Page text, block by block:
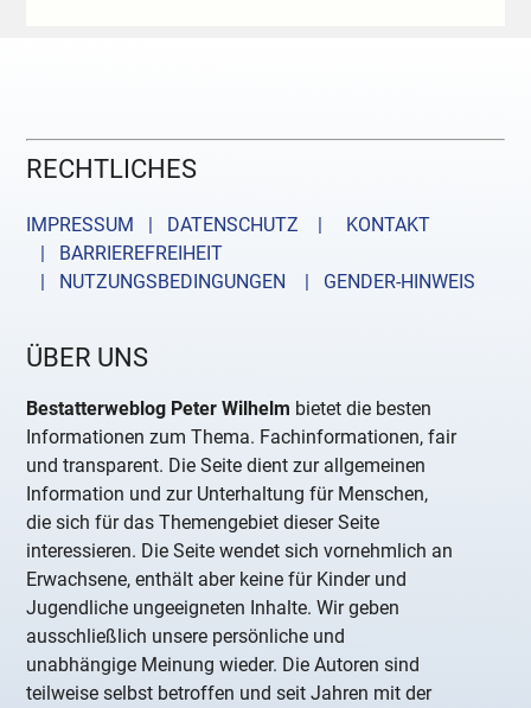
RECHTLICHES
IMPRESSUM | DATENSCHUTZ |
KONTAKT
| BARRIEREFREIHEIT
| NUTZUNGSBEDINGUNGEN
| GENDER-HINWEIS
ÜBER UNS
Bestatterweblog Peter Wilhelm bietet die besten
Informationen zum Thema. Fachinformationen, fair
und transparent. Die Seite dient zur allgemeinen
Information und zur Unterhaltung für Menschen,
die sich für das Themengebiet dieser Seite
interessieren. Die Seite wendet sich vornehmlich an
Erwachsene, enthält aber keine für Kinder und
Jugendliche ungeeigneten Inhalte. Wir geben
ausschließlich unsere persönliche und
unabhängige Meinung wieder. Die Autoren sind
teilweise selbst betroffen und seit Jahren mit der